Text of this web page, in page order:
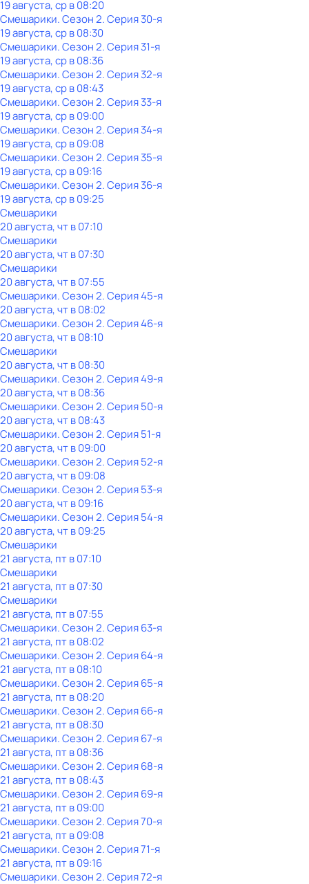
19 августа, ср в 08:20
Смешарики. Сезон 2. Серия 30-я
19 августа, ср в 08:30
Смешарики. Сезон 2. Серия 31-я
19 августа, ср в 08:36
Смешарики. Сезон 2. Серия 32-я
19 августа, ср в 08:43
Смешарики. Сезон 2. Серия 33-я
19 августа, ср в 09:00
Смешарики. Сезон 2. Серия 34-я
19 августа, ср в 09:08
Смешарики. Сезон 2. Серия 35-я
19 августа, ср в 09:16
Смешарики. Сезон 2. Серия 36-я
19 августа, ср в 09:25
Смешарики
20 августа, чт в 07:10
Смешарики
20 августа, чт в 07:30
Смешарики
20 августа, чт в 07:55
Смешарики. Сезон 2. Серия 45-я
20 августа, чт в 08:02
Смешарики. Сезон 2. Серия 46-я
20 августа, чт в 08:10
Смешарики
20 августа, чт в 08:30
Смешарики. Сезон 2. Серия 49-я
20 августа, чт в 08:36
Смешарики. Сезон 2. Серия 50-я
20 августа, чт в 08:43
Смешарики. Сезон 2. Серия 51-я
20 августа, чт в 09:00
Смешарики. Сезон 2. Серия 52-я
20 августа, чт в 09:08
Смешарики. Сезон 2. Серия 53-я
20 августа, чт в 09:16
Смешарики. Сезон 2. Серия 54-я
20 августа, чт в 09:25
Смешарики
21 августа, пт в 07:10
Смешарики
21 августа, пт в 07:30
Смешарики
21 августа, пт в 07:55
Смешарики. Сезон 2. Серия 63-я
21 августа, пт в 08:02
Смешарики. Сезон 2. Серия 64-я
21 августа, пт в 08:10
Смешарики. Сезон 2. Серия 65-я
21 августа, пт в 08:20
Смешарики. Сезон 2. Серия 66-я
21 августа, пт в 08:30
Смешарики. Сезон 2. Серия 67-я
21 августа, пт в 08:36
Смешарики. Сезон 2. Серия 68-я
21 августа, пт в 08:43
Смешарики. Сезон 2. Серия 69-я
21 августа, пт в 09:00
Смешарики. Сезон 2. Серия 70-я
21 августа, пт в 09:08
Смешарики. Сезон 2. Серия 71-я
21 августа, пт в 09:16
Смешарики. Сезон 2. Серия 72-я